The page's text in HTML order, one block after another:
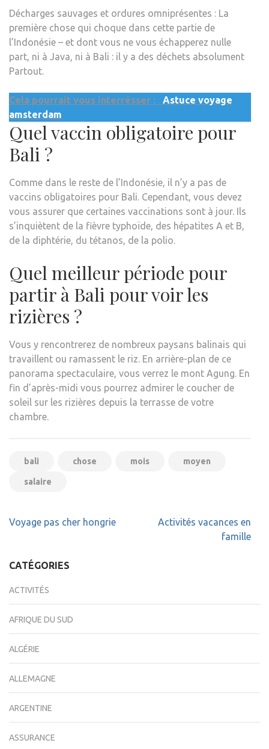
Décharges sauvages et ordures omniprésentes : La
première chose qui choque dans cette partie de
l’Indonésie – et dont vous ne vous échapperez nulle
part, ni à Java, ni à Bali : il y a des déchets absolument
Partout.
Cela pourrait vous interrésser :
Astuce voyage
amsterdam
Quel vaccin obligatoire pour
Bali ?
Comme dans le reste de l’Indonésie, il n’y a pas de
vaccins obligatoires pour Bali. Cependant, vous devez
vous assurer que certaines vaccinations sont à jour. Ils
s’inquiètent de la fièvre typhoïde, des hépatites A et B,
de la diphtérie, du tétanos, de la polio.
Quel meilleur période pour
partir à Bali pour voir les
rizières ?
Vous y rencontrerez de nombreux paysans balinais qui
travaillent ou ramassent le riz. En arrière-plan de ce
panorama spectaculaire, vous verrez le mont Agung. En
fin d’après-midi vous pourrez admirer le coucher de
soleil sur les rizières depuis la terrasse de votre
chambre.
bali chose mois moyen
salaire
Navigation
Voyage pas cher hongrie
Activités vacances en
famille
CATÉGORIES
ACTIVITÉS
AFRIQUE DU SUD
ALGÉRIE
ALLEMAGNE
ARGENTINE
ASSURANCE